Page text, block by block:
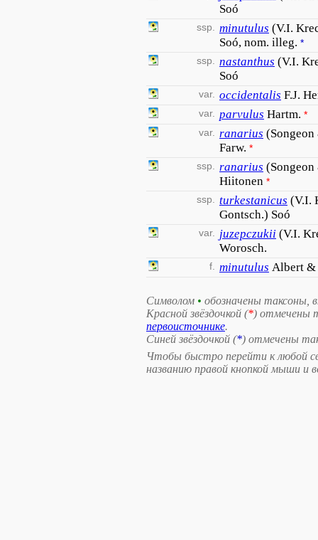
Soó
ssp. minutulus (V.I.
Soó, nom. illeg. *
ssp.
nastanthus (V.I.
Soó
var. occidentalis F.J.
var. parvulus Hartm. *
var. ranarius (Songeon
Farw. *
ssp.
ranarius (Songeon
Hiitonen *
ssp.
turkestanicus (V.I.
Gontsch.) Soó
var. juzepczukii (V.I.
Worosch.
f. minutulus Albert &
Символом • обозначены таксоны,
Красной звёздочкой (*) отмечены
первоисточнике.
Синей звёздочкой (*) отмечены
Чтобы быстро перейти к любой
названию правой кнопкой мыши и